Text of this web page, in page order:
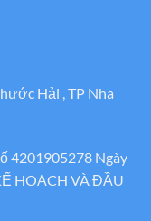
Hải , TP Nha
4201905278 Ngày
HOẠCH VÀ ĐẦU